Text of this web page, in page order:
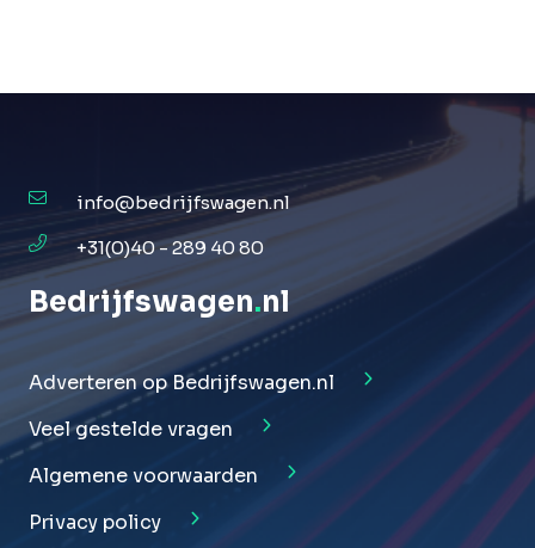
info@bedrijfswagen.nl
+31(0)40 - 289 40 80
Bedrijfswagen.nl
Adverteren op Bedrijfswagen.nl
Veel gestelde vragen
Algemene voorwaarden
Privacy policy